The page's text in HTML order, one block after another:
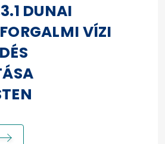
DUNAI
VÍZI